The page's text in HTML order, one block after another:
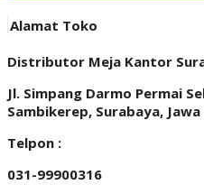
Alamat Toko
Distributor Meja Kantor
Jl. Simpang Darmo Permai
Sambikerep, Surabaya,
Telpon :
031-99900316